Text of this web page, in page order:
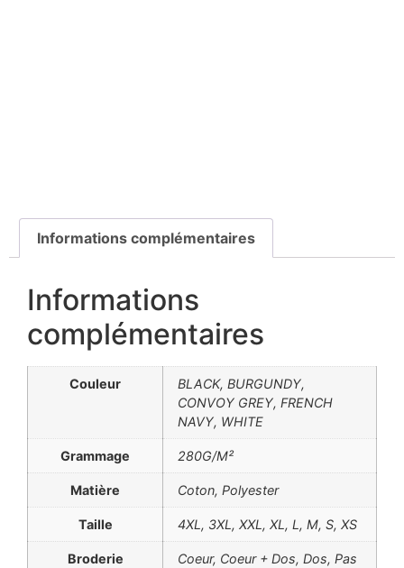
Informations complémentaires
Informations
complémentaires
Couleur
BLACK, BURGUNDY,
CONVOY GREY, FRENCH
NAVY, WHITE
Grammage 280G/M²
Matière Coton, Polyester
Taille 4XL, 3XL, XXL, XL, L, M, S, XS
Broderie
Coeur, Coeur + Dos, Dos, Pas